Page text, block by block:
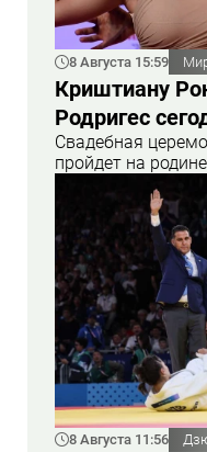
8 Августа 15:59
Криштиану
Родригес
Свадебная
пройдет на
8 Августа 11:56